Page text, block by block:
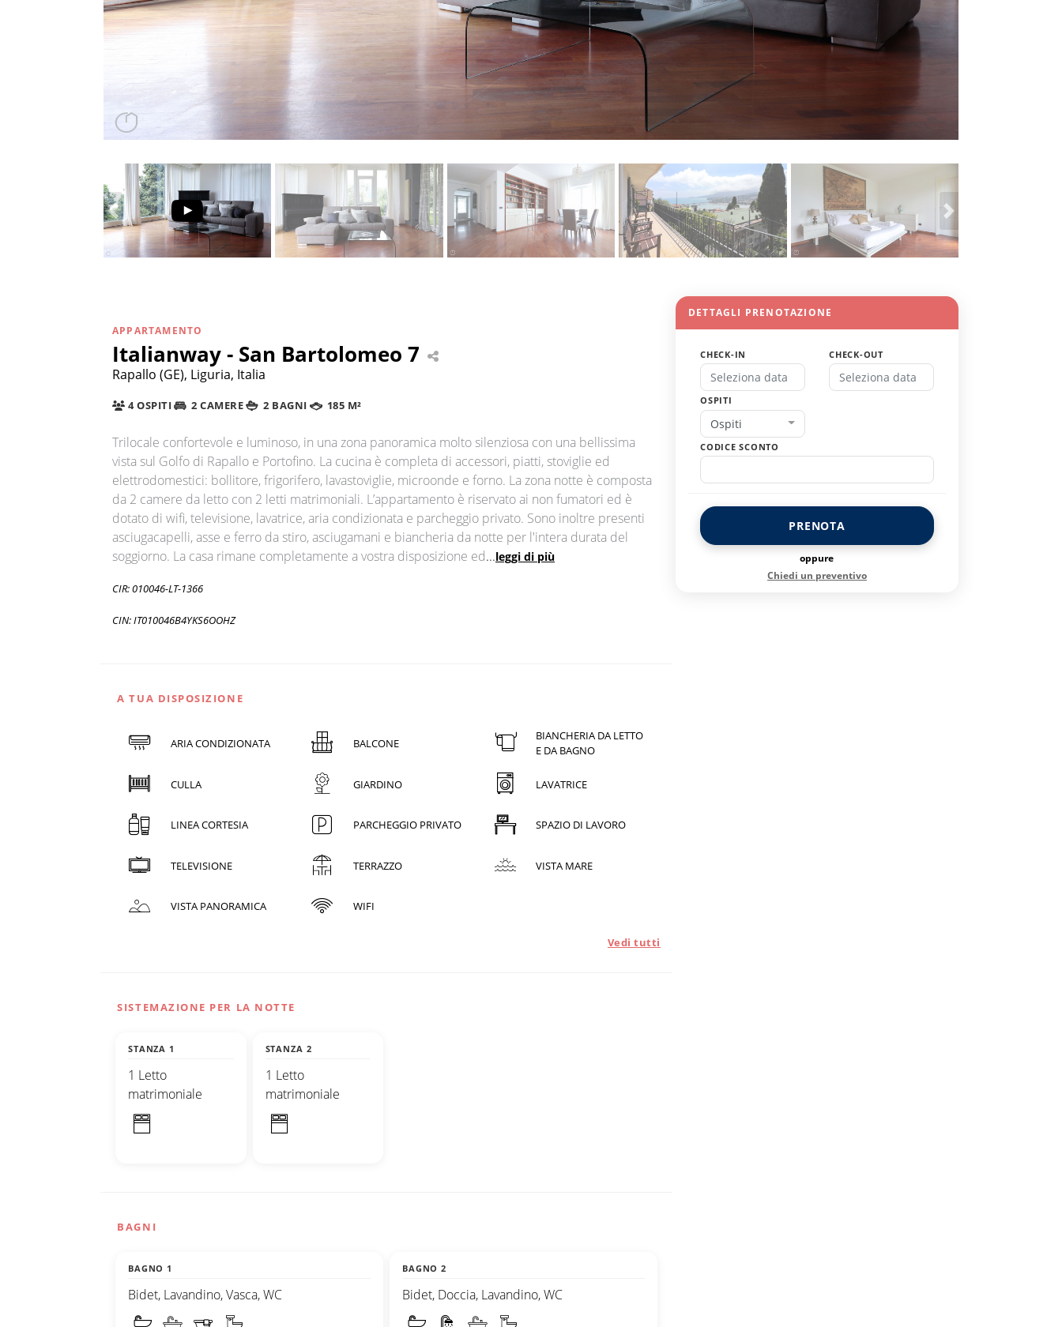
APPARTAMENTO
Italianway - San Bartolomeo 7
Rapallo (GE), Liguria, Italia
4 OSPITI 2 CAMERE 2 BAGNI 185 M²
Trilocale confortevole e luminoso, in una zona panoramica molto silenziosa con una bellissima
vista sul Golfo di Rapallo e Portofino. La cucina è completa di accessori, piatti, stoviglie ed
elettrodomestici: bollitore, frigorifero, lavastoviglie, microonde e forno. La zona notte è composta
da 2 camere da letto con 2 letti matrimoniali. L’appartamento è riservato ai non fumatori ed è
dotato di wifi, televisione, lavatrice, aria condizionata e parcheggio privato. Sono inoltre presenti
asciugacapelli, asse e ferro da stiro, asciugamani e biancheria da notte per l'intera durata del
soggiorno. La casa rimane completamente a vostra disposizione ed...leggi di più
CIR: 010046-LT-1366
CIN: IT010046B4YKS6OOHZ
A TUA DISPOSIZIONE
ARIA CONDIZIONATA BALCONE
BIANCHERIA DA LETTO
E DA BAGNO
CULLA GIARDINO LAVATRICE
LINEA CORTESIA PARCHEGGIO PRIVATO SPAZIO DI LAVORO
TELEVISIONE TERRAZZO VISTA MARE
VISTA PANORAMICA WIFI
Vedi tutti
SISTEMAZIONE PER LA NOTTE
STANZA 1
1 Letto
matrimoniale
STANZA 2
1 Letto
matrimoniale
BAGNI
BAGNO 1
Bidet, Lavandino, Vasca, WC
BAGNO 2
Bidet, Doccia, Lavandino, WC
DETTAGLI PRENOTAZIONE
CHECK-IN CHECK-OUT
OSPITI
Ospiti
CODICE SCONTO
PRENOTA
oppure
Chiedi un preventivo